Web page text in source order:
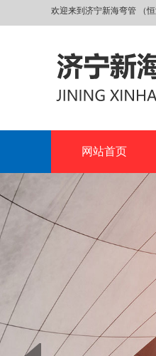
欢迎来到济宁新海弯管 （
网站首页